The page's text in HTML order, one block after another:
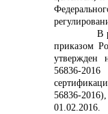
В рамках
приказом
утвержден
56836-2016
56836-
01.02.2016.